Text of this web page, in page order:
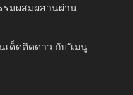
มผสมผสานผ่าน
ด็ดติดดาว กับ“เมนู